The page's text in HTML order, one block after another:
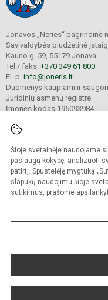
Šioje svetainėje naudojame
paslaugų kokybę, analizuoti
patirtį. Spustelėję mygtuką
slapukų naudojimu šioje
sutikimus, prašome
Jonavos „Neries“ pagrindinė
Savivaldybės biudžetinė
Kauno g. 59, 55179 Jonava
Tel./ faks. +370 349 61 800
El. p. info@joneris.lt
Duomenys kaupiami ir
Juridinių asmenų registre
Įmonės kodas 195093984
© 2024. Jonavos „Neries“
Kopijuoti turinį be raštiško
Versija
Sumanus būdas